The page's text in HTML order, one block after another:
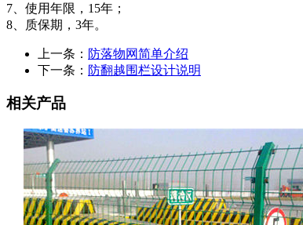
7、使用年限，15年；
8、质保期，3年。
上一条： 防落物网简单介绍
下一条： 防翻越围栏设计说明
相关产品